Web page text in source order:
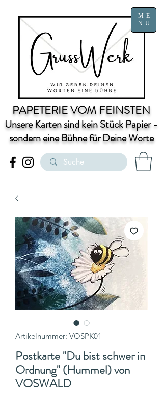
PAPETERIE VOM FEINSTEN
Unsere Karten sind kein Stück Papier -
sondern eine Bühne für Deine Worte
ME
NU
Artikelnummer: VOSPK01
Postkarte "Du bist schwer in
Ordnung" (Hummel) von
VOSWALD